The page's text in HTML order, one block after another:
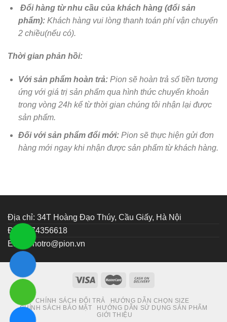
Đổi hàng từ nhu cầu của khách hàng (đổi sản
phẩm):Khách hàng vui lòng thanh toán phí vận chuyển
2 chiều(nếu có).
Thời gian phản hồi:
Với sản phẩm hoàn trả:Pion sẽ hoàn trả số tiền tương
ứng với giá trị sản phẩm qua hình thức chuyển khoản
trong vòng 24h kể từ thời gian chúng tôi nhận lại được
sản phẩm.
Đối với sản phẩm đổi mới:Pion sẽ thực hiện gửi đơn
hàng mới ngay khi nhận được sản phẩm từ khách hàng.
Địa chỉ: 34T Hoàng Đạo Thúy, Cầu Giấy, Hà Nội
ĐT: 0374356618
Email:hotro@pion.vn
CHÍNH SÁCH ĐỔI TRẢ
HƯỚNG DẪN CHỌN SIZE
CHÍNH SÁCH BẢO MẬT
HƯỚNG DẪN SỬ DỤNG SẢN PHẨM
GIỚI THIỆU